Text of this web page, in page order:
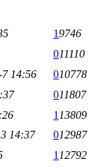
19746
011110
14:56 010778
011807
1 13809
14:37 012987
1 12792